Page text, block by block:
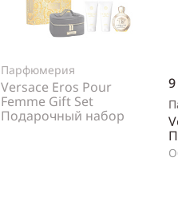
Парфюмерия
Versace Eros Pour
Femme Gift Set
Подарочный набор